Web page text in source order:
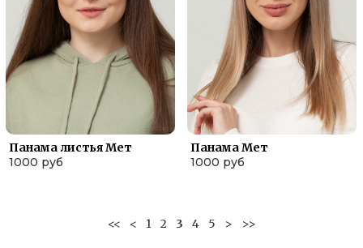
Панама листья Мет
1000 руб
Панама Мет
1000 руб
<< < 1 2 3 4 5 > >>